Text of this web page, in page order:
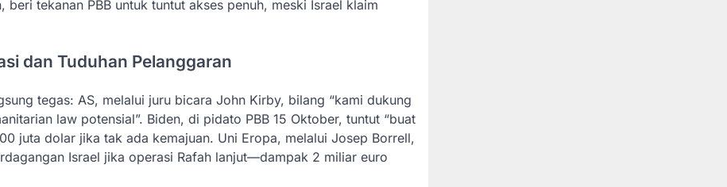
tekanan PBB untuk tuntut akses penuh, meski Israel klaim
dan Tuduhan Pelanggaran
tegas: AS, melalui juru bicara John Kirby, bilang “kami dukung
law potensial”. Biden, di pidato PBB 15 Oktober, tuntut “buat
juta dolar jika tak ada kemajuan. Uni Eropa, melalui Josep Borrell,
Israel jika operasi Rafah lanjut—dampak 2 miliar euro